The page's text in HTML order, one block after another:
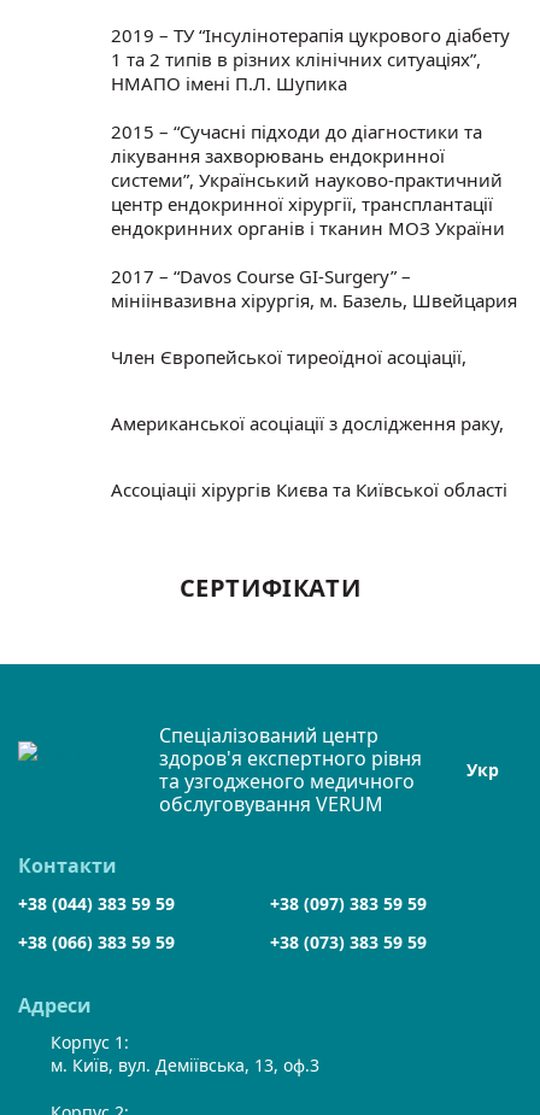
2019 – ТУ “Інсулінотерапія цукрового діабету
1 та 2 типів в різних клінічних ситуаціях”,
НМАПО імені П.Л. Шупика
2015 – “Сучасні підходи до діагностики та
лікування захворювань ендокринної
системи”, Український науково-практичний
центр ендокринної хірургії, трансплантації
ендокринних органів і тканин МОЗ України
2017 – “Davos Сourse GI-Surgery” –
мініінвазивна хірургія, м. Базель, Швейцария
Член Європейської тиреоїдної асоціації,
Американської асоціації з дослідження раку,
Aссоціаціі хірургів Києва та Київської області
СЕРТИФІКАТИ
Спеціалізований центр
здоров'я експертного рівня
та узгодженого медичного
обслуговування VERUM
Укр
Адреси
Корпус 1:
м. Київ, вул. Деміївська, 13, оф.3
Контакти
+38 (044) 383 59 59
+38 (097) 383 59 59
+38 (066) 383 59 59
+38 (073) 383 59 59